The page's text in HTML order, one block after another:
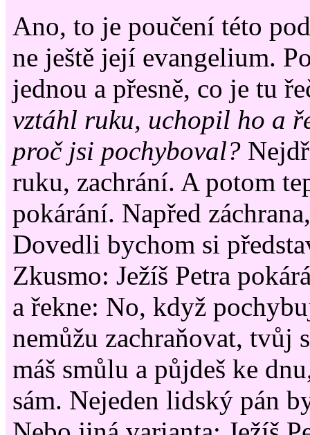
Ano, to je poučení této
ne ještě její evangelium.
jednou a přesně, co je tu
vztáhl ruku, uchopil ho a
proč jsi pochyboval?
ruku, zachrání. A potom
pokárání. Napřed
Dovedli bychom si
Zkusmo: Ježíš Petra
a řekne: No, když
nemůžu zachraňovat, tvůj
máš smůlu a půjdeš ke
sám. Nejeden lidský pán